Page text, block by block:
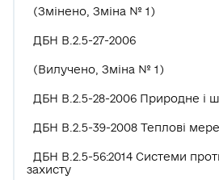
(Змінено, Зміна № 1)
ДБН В.2.5-27-2006
(Вилучено, Зміна № 1)
ДБН В.2.5-28-2006 Природне і
ДБН В.2.5-39-2008 Теплові
ДБН В.2.5-56:2014 Системи
захисту